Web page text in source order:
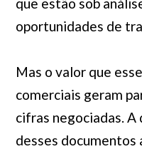
oportunidades de
Mas o valor que
comerciais geram
cifras negociadas.
desses